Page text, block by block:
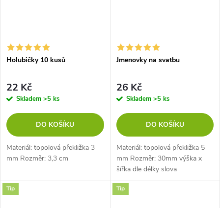
Holubičky 10 kusů
22 Kč
Skladem >5 ks
DO KOŠÍKU
Materiál: topolová překližka 3
mm Rozměr: 3,3 cm
Jmenovky na svatbu
26 Kč
Skladem >5 ks
DO KOŠÍKU
Materiál: topolová překližka 5
mm Rozměr: 30mm výška x
šířka dle délky slova
Tip Tip